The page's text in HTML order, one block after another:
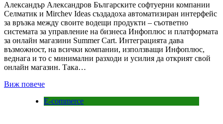
Александър Александров Българските софтуерни компании
Селматик и Mirchev Ideas създадоха автоматизиран интерфейс
за връзка между своите водещи продукти – съответно
системата за управление на бизнеса Инфоплюс и платформата
за онлайн магазини Summer Cart. Интеграцията дава
възможност, на всички компании, използващи Инфоплюс,
веднага и то с минимални разходи и усилия да открият свой
онлайн магазин. Така…
Виж повече
E-commerce